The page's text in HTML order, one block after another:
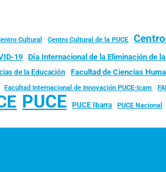
Cultural Centro Cultural de la PUCE
19 Día Internacional de la Eliminación de
de la Educación Facultad de Ciencias
Facultad Internacional de Innovación PUCE-Icam
PUCE PUCE Ibarra PUCE Nacional